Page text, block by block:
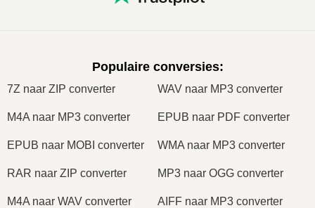
Populaire conversies:
7Z naar ZIP converter WAV naar MP3 converter
M4A naar MP3 converter EPUB naar PDF converter
EPUB naar MOBI converter WMA naar MP3 converter
RAR naar ZIP converter MP3 naar OGG converter
M4A naar WAV converter AIFF naar MP3 converter